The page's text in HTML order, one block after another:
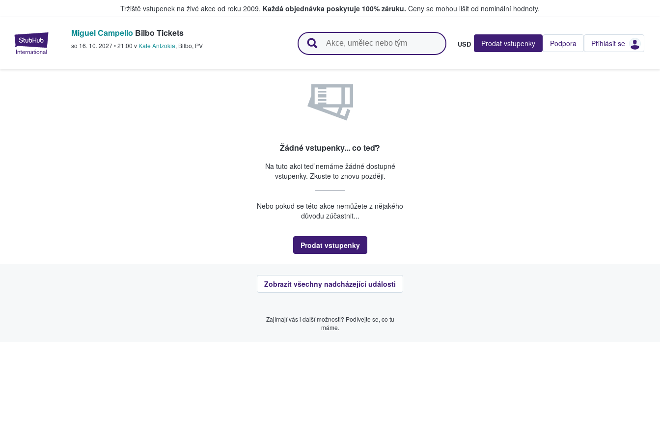
Tržiště vstupenek na živé akce od roku 2009. Každá objednávka poskytuje 100% záruku. Ceny se mohou lišit od nominální hodnoty.
StubHub – Místo, kde fanoušci kupují a prodávají vstupenky
Miguel Campello Bilbo Tickets
so 16. 10. 2027•21:00 v Kafe Antzokia, Bilbo, PV USD Prodat vstupenky Podpora Přihlásit se
Žádné vstupenky... co teď?
Na tuto akci teď nemáme žádné dostupné
vstupenky. Zkuste to znovu později.
Nebo pokud se této akce nemůžete z nějakého
důvodu zúčastnit...
Prodat vstupenky
Zobrazit všechny nadcházející události
Zajímají vás i další možnosti? Podívejte se, co tu
máme.